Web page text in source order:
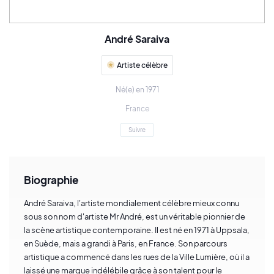
André Saraiva
Artiste célèbre
Né(e) en 1971
France
Suivre
Biographie
André Saraiva, l'artiste mondialement célèbre mieux connu
sous son nom d'artiste Mr André, est un véritable pionnier de
la scène artistique contemporaine. Il est né en 1971 à Uppsala,
en Suède, mais a grandi à Paris, en France. Son parcours
artistique a commencé dans les rues de la Ville Lumière, où il a
laissé une marque indélébile grâce à son talent pour le